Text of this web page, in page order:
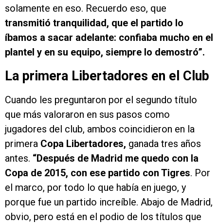
solamente en eso. Recuerdo eso, que
transmitió tranquilidad, que el partido lo
íbamos a sacar adelante: confiaba mucho en el
plantel y en su equipo, siempre lo demostró”.
La primera Libertadores en el Club
Cuando les preguntaron por el segundo título
que más valoraron en sus pasos como
jugadores del club, ambos coincidieron en la
primera Copa Libertadores, ganada tres años
antes. “Después de Madrid me quedo con la
Copa de 2015, con ese partido con Tigres. Por
el marco, por todo lo que había en juego, y
porque fue un partido increíble. Abajo de Madrid,
obvio, pero está en el podio de los títulos que